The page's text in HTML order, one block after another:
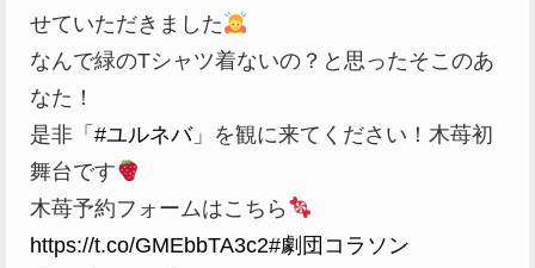
せていただきました
なんで緑のTシャツ着ないの？と思ったそこのあ
なた！
是非「 #ユルネバ」を観に来てください！木苺初
舞台です
木苺予約フォームはこちら
https://t.co/GMEbbTA3c2#劇団コラソン